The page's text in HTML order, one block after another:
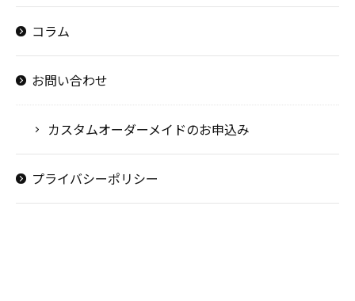
コラム
お問い合わせ
カスタムオーダーメイドのお申込み
プライバシーポリシー